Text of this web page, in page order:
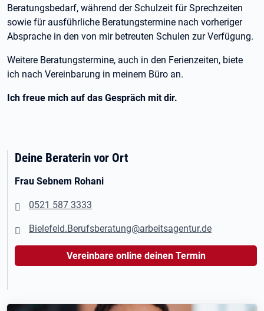
Beratungsbedarf, während der Schulzeit für Sprechzeiten
sowie für ausführliche Beratungstermine nach vorheriger
Absprache in den von mir betreuten Schulen zur Verfügung.
Weitere Beratungstermine, auch in den Ferienzeiten, biete
ich nach Vereinbarung in meinem Büro an.
Ich freue mich auf das Gespräch mit dir.
Deine Beraterin vor Ort
Frau Sebnem Rohani
0521 587 3333
Bielefeld.Berufsberatung@arbeitsagentur.de
Vereinbare online deinen Termin